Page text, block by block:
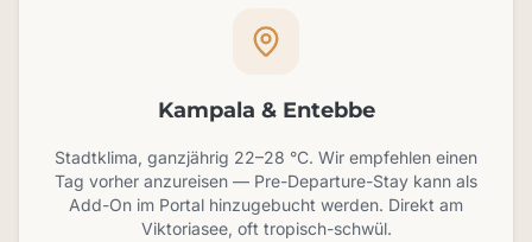
Kampala & Entebbe
Stadtklima, ganzjährig 22–28 °C. Wir empfehlen einen
Tag vorher anzureisen — Pre-Departure-Stay kann als
Add-On im Portal hinzugebucht werden. Direkt am
Viktoriasee, oft tropisch-schwül.